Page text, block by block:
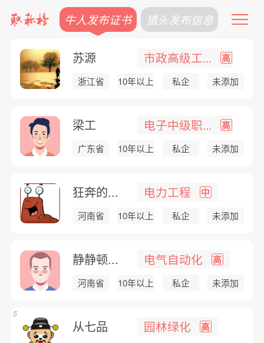
牛人发布证书 猎头发布信息
苏源 市政高级工... 高
浙江省 10年以上 私企 未添加
梁工 电子中级职... 高
广东省 10年以上 私企 未添加
狂奔的... 电力工程 中
河南省 10年以上 私企 未添加
静静顿... 电气自动化 高
河南省 10年以上 私企 未添加
从七品 园林绿化 高
5